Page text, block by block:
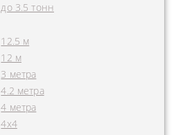
до 3.5 тонн
12.5 м
12 м
3 метра
4.2 метра
4 метра
4x4